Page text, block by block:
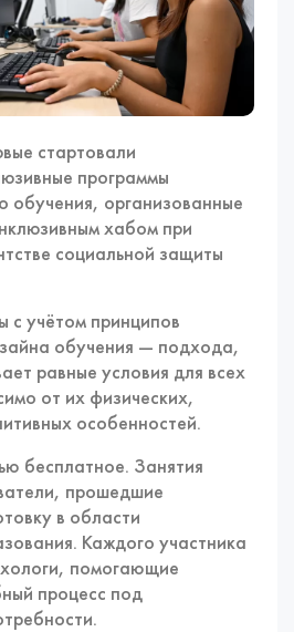
стартовали
программы
обучения, организованные
хабом при
социальной защиты
с учётом принципов
обучения — подхода,
равные условия для всех
от их физических,
особенностей.
бесплатное. Занятия
прошедшие
в области
Каждого участника
помогающие
процесс под